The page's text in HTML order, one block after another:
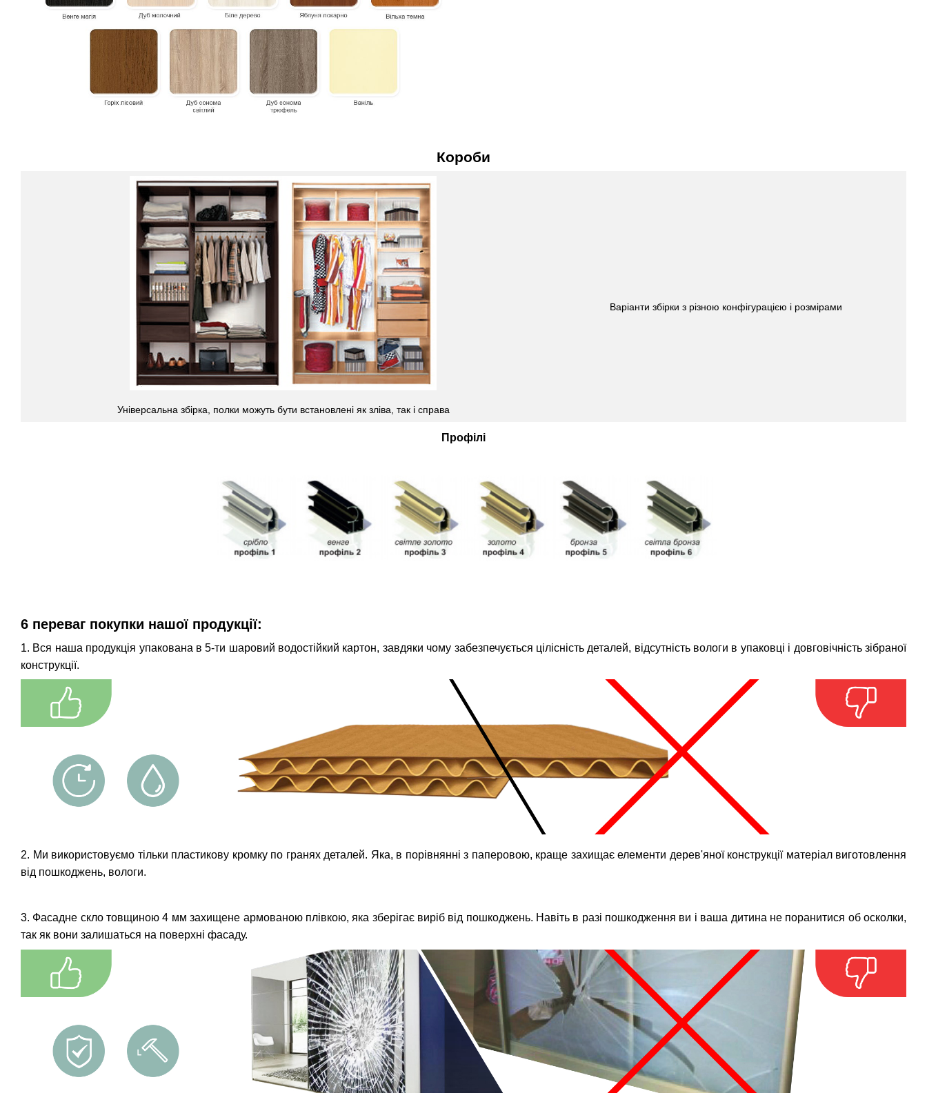
Короби
Універсальна збірка, полки можуть бути встановлені як зліва, так і справа
Варіанти збірки з різною конфігурацією і розмірами
Профілі
6 переваг покупки нашої продукції:
1. Вся наша продукція упакована в 5-ти шаровий водостійкий картон, завдяки чому забезпечується цілісність деталей, відсутність вологи в упаковці і довговічність зібраної
конструкції.
2. Ми використовуємо тільки пластикову кромку по гранях деталей. Яка, в порівнянні з паперовою, краще захищає елементи дерев'яної конструкції матеріал виготовлення
від пошкоджень, вологи.
3. Фасадне скло товщиною 4 мм захищене армованою плівкою, яка зберігає виріб від пошкоджень. Навіть в разі пошкодження ви і ваша дитина не поранитися об осколки,
так як вони залишаться на поверхні фасаду.